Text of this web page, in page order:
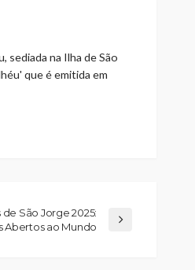
sediada na Ilha de São
que é emitida em
de São Jorge 2025:
Abertos ao Mundo